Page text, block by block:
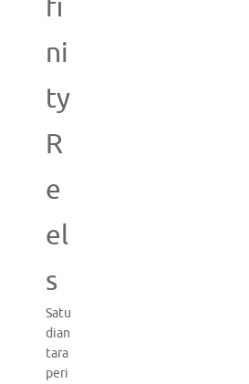
ni
ty
R
e
el
s
Satu
dian
tara
peri